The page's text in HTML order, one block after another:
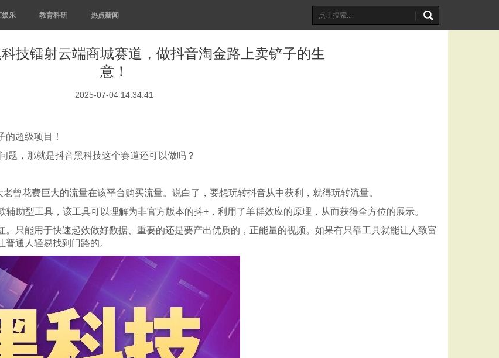
娱乐 教育科研 热点新闻
技镭射云端商城赛道，做抖音淘金路上卖铲子的生
意！
2025-07-04 14:34:41
超级项目！
题，那就是抖音黑科技这个赛道还可以做吗？
曾花费巨大的流量在该平台购买流量。说白了，要想玩转抖音从中获利，就得玩转流量。
助型工具，该工具可以理解为非官方版本的抖+，利用了羊群效应的原理，从而获得全方位的展示。
只能用于快速起效做好数据、重要的还是要产出优质的，正能量的视频。如果有只靠工具就能让人致富
通人轻易找到门路的。